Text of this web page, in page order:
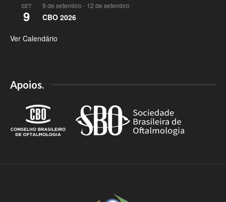
SET
9
9 de setembro - 12 de setembro
CBO 2026
Ver Calendário
Apoios.